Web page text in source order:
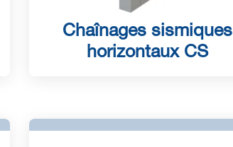
Chaînages sismiques
horizontaux CS